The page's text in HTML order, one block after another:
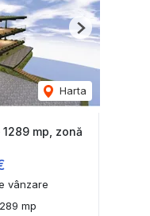
Harta
Next
mp, zonă
vânzare
mp